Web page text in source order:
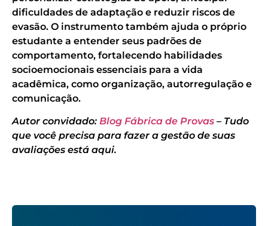
dificuldades de adaptação e reduzir riscos de
evasão. O instrumento também ajuda o próprio
estudante a entender seus padrões de
comportamento, fortalecendo habilidades
socioemocionais essenciais para a vida
acadêmica, como organização, autorregulação e
comunicação.
Autor convidado: Blog Fábrica de Provas – Tudo
que você precisa para fazer a gestão de suas
avaliações está aqui.